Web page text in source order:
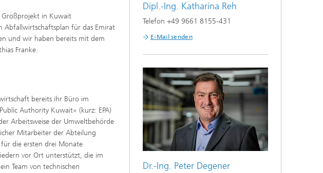
in Kuwait
für das Emirat
und wir haben bereits mit dem
Franke.
bereits ihr Büro im
Authority Kuwait« (kurz: EPA)
Arbeitsweise der Umweltbehörde
Mitarbeiter der Abteilung
die ersten drei Monate
vor Ort unterstützt, die im
Team von technischen
Dipl.-Ing. Katharina Reh
Telefon +49 9661 8155-431
E-Mail senden
Dr.-Ing. Peter Degener